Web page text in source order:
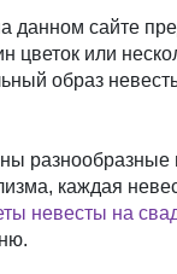
данном сайте
или
образ
каждая
невесты на